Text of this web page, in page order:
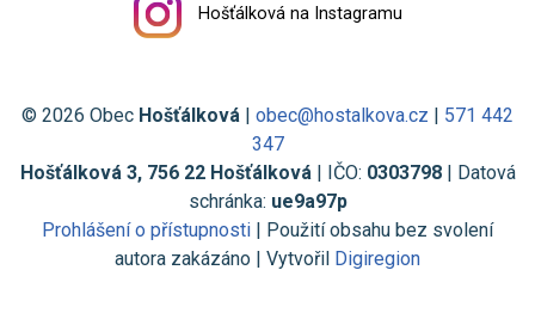
Hošťálková na Instagramu
© 2026 Obec Hošťálková | obec@hostalkova.cz | 571 442
347
Hošťálková 3, 756 22 Hošťálková| IČO: 0303798| Datová
schránka: ue9a97p
Prohlášení o přístupnosti | Použití obsahu bez svolení
autora zakázáno | Vytvořil Digiregion